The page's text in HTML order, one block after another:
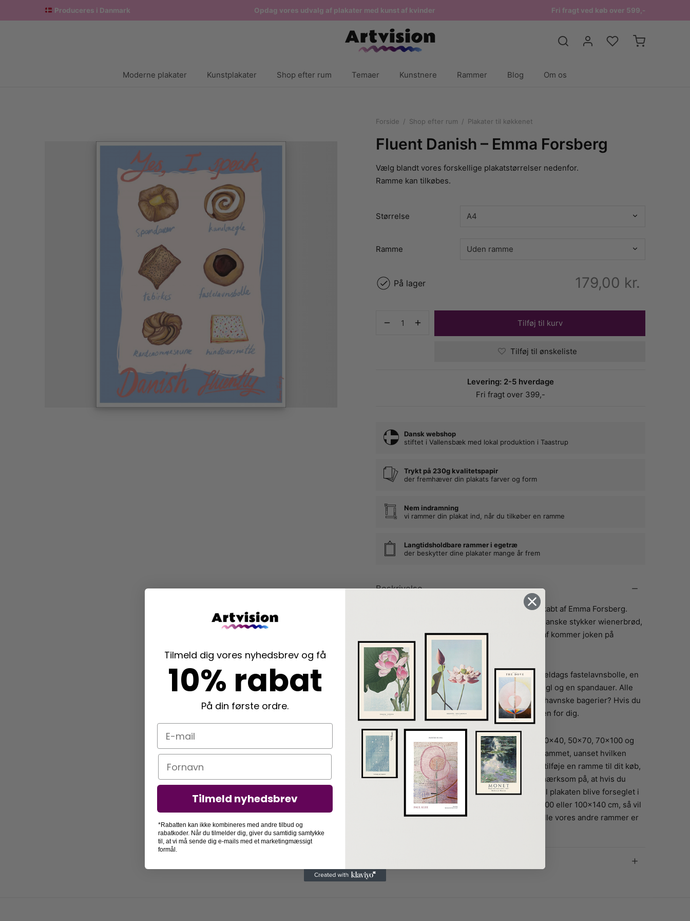
Produceres i Danmark Opdag vores udvalg af plakater med kunst af kvinder Fri fragt ved køb over 599,-
Moderne plakater Kunstplakater Shop efter rum Temaer Kunstnere Rammer Blog Om os
Forside / Shop efter rum / Plakater til køkkenet
Fluent Danish – Emma Forsberg
Vælg blandt vores forskellige plakatstørrelser nedenfor.
Ramme kan tilkøbes.
Størrelse
Ramme
179,00 kr.
På lager
Tilføj til kurv
Tilføj til ønskeliste
Levering: 2-5 hverdage
Fri fragt over 399,-
Dansk webshop
stiftet i Vallensbæk med lokal produktion i Taastrup
Trykt på 230g kvalitetspapir
der fremhæver din plakats farver og form
Nem indramning
vi rammer din plakat ind, når du tilkøber en ramme
Langtidsholdbare rammer i egetræ
der beskytter dine plakater mange år frem
Beskrivelse
Denne fine, finurlige og sjove kage plakat er skabt af Emma Forsberg.
Emma har her fortolket 6 af de mest berømte danske stykker wienerbrød,
der i udlandet bliver kaldt “Danish Bread”. Deraf kommer joken på
plakaten.
På plakaten ser vi; en hindbærsnitte, en gammeldags fastelavnsbolle, en
kardemommesnurrer, en tebirkes, en kanelsnegl og en spandauer. Alle
kager, der måske især er populære i de Københavnske bagerier? Hvis du
også elsker danske kager, så er det her plakaten for dig.
Denne kage plakat fås i størrelserne: A5, A4, 30×40, 50×70, 70×100 og
100×140 cm. Du kan vælge at få din plakat indrammet, uanset hvilken
størrelse du vælger. Alt du skal gøre er blot at tilføje en ramme til dit køb,
når du bestiller en plakat. Vi skal dog gøre opmærksom på, at hvis du
vælger en ramme i størrelse 100×140 cm, så vil plakaten blive forseglet i
rammen. Vælger du en ramme i størrelse 70×100 eller 100×140 cm, så vil
forsiden være af akrylglas frem for glas, som alle vores andre rammer er
Tilmeld dig vores nyhedsbrev og få
10% rabat
På din første ordre.
E-mail
Navn
Tilmeld nyhedsbrev
*Rabatten kan ikke kombineres med andre tilbud og
rabatkoder. Når du tilmelder dig, giver du samtidig samtykke
til, at vi må sende dig e-mails med et marketingmæssigt
formål.